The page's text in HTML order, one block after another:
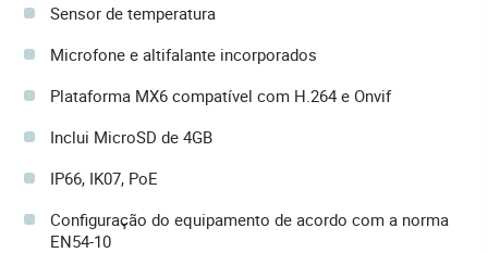
Sensor de temperatura
Microfone e altifalante incorporados
Plataforma MX6 compatível com H.264 e Onvif
Inclui MicroSD de 4GB
IP66, IK07, PoE
Configuração do equipamento de acordo com a norma
EN54-10